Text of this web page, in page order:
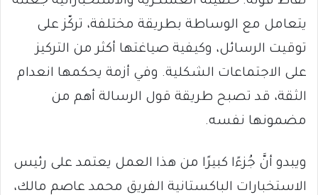
يتعامل مع الوساطة بطريقة مختلفة، تركّز على
توقيت الرسائل، وكيفية صياغتها أكثر من التركيز
على الاجتماعات الشكلية. وفي أزمة يحكمها انعدام
الثقة، قد تصبح طريقة قول الرسالة أهم من
مضمونها نفسه.
ويبدو أنَّ جُزءًا كبيرًا من هذا العمل يعتمد على رئيس
الاستخبارات الباكستانية الفريق محمد عاصم مالك،